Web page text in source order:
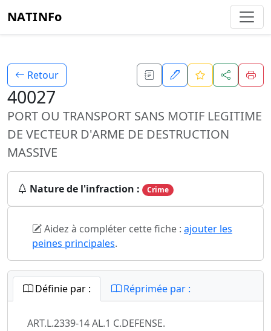
NATINFo
Retour
40027
PORT OU TRANSPORT SANS MOTIF LEGITIME
DE VECTEUR D'ARME DE DESTRUCTION
MASSIVE
Nature de l'infraction : Crime
Aidez à compléter cette fiche : ajouter les
peines principales.
Définie par : Réprimée par :
ART.L.2339-14 AL.1 C.DEFENSE.